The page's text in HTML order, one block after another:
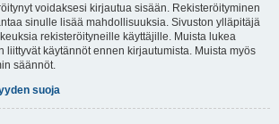
voidaksesi kirjautua sisään. Rekisteröityminen
sinulle lisää mahdollisuuksia. Sivuston ylläpitäjä
rekisteröityneille käyttäjille. Muista lukea
liittyvät käytännöt ennen kirjautumista. Muista myös
säännöt.
suoja